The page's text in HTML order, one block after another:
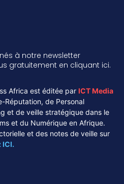
à notre newsletter
gratuitement en cliquant ici.
Africa est éditée par ICT Media
Réputation, de Personal
et de veille stratégique dans le
et du Numérique en Afrique.
et des notes de veille sur
ICI.